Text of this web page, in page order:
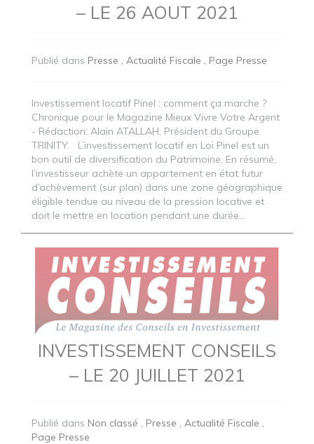
– LE 26 AOUT 2021
Publié dans Presse Actualité Fiscale Page Presse
Investissement locatif Pinel : comment ça marche ?
Chronique pour le Magazine Mieux Vivre Votre Argent
- Rédaction: Alain ATALLAH, Président du Groupe
TRINITY. L’investissement locatif en Loi Pinel est un
bon outil de diversification du Patrimoine. En résumé,
l’investisseur achète un appartement en état futur
d’achèvement (sur plan) dans une zone géographique
éligible tendue au niveau de la pression locative et
doit le mettre en location pendant une durée...
INVESTISSEMENT CONSEILS
– LE 20 JUILLET 2021
Publié dans Non classé Presse
Actualité Fiscale
Page Presse